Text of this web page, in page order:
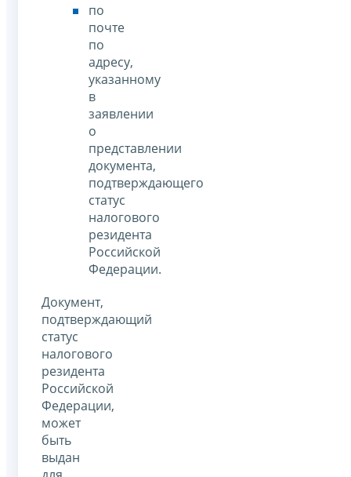
по
почте
по
адресу,
указанному
в
заявлении
о
представлении
документа,
подтверждающего
статус
налогового
резидента
Российской
Федерации.
Документ,
подтверждающий
статус
налогового
резидента
Российской
Федерации,
может
быть
выдан